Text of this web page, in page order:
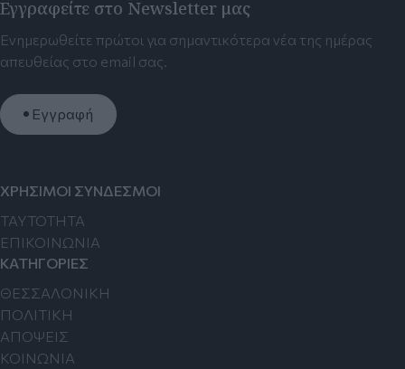
Εγγραφείτε στο Newsletter μας
Ενημερωθείτε πρώτοι για σημαντικότερα νέα της ημέρας
απευθείας στο email σας.
Εγγραφή
ΧΡΗΣΙΜΟΙ ΣΥΝΔΕΣΜΟΙ
TAYTOTHTA
ΕΠΙΚΟΙΝΩΝΙΑ
ΚΑΤΗΓΟΡΙΕΣ
ΘΕΣΣΑΛΟΝΙΚΗ
ΠΟΛΙΤΙΚΗ
ΑΠΟΨΕΙΣ
ΚΟΙΝΩΝΙΑ